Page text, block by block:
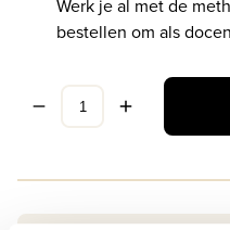
Werk je al met de
bestellen om als